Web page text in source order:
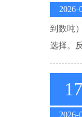
2026-
到数吨
选择。
17
2026-